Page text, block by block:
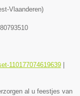
Vlaanderen)
110177074619639
al u feestjes van